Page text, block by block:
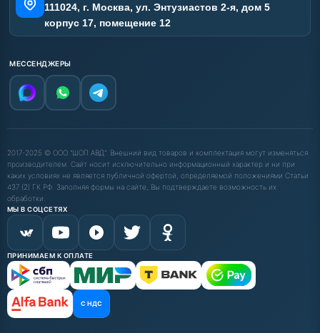
111024, г. Москва, ул. Энтузиастов 2-я, дом 5
корпус 17, помещение 12
МЕССЕНДЖЕРЫ
2017-2025 © ООО "ШОП АВД". Внешний вид товаров и комплектация могут изменяться
производителем. Сайт носит исключительно информационный характер и ни при
каких условиях не является публичной офертой, определяемой положениями Статьи
437 (2) ГК РФ. Заполняя формы на сайте, Вы подтверждаете возможность их
обработки.
МЫ В СОЦСЕТЯХ
ПРИНИМАЕМ К ОПЛАТЕ
С НДС